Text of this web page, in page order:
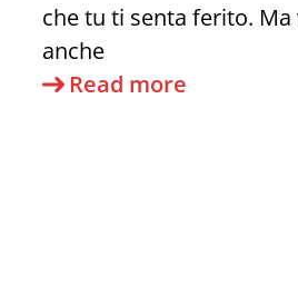
che tu ti senta ferito. Ma
anche
Read more